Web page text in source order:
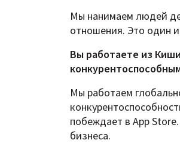
Мы нанимаем людей
отношения. Это один
Вы работаете из
Мы работаем
побеждает в App
бизнеса.